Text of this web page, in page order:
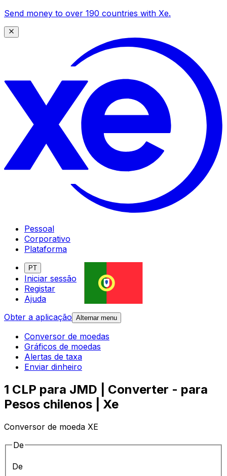
Send money to over 190 countries with Xe.
Pessoal
Corporativo
Plataforma
PT
Iniciar sessão
Registar
Ajuda
Obter a aplicação Alternar menu
Conversor de moedas
Gráficos de moedas
Alertas de taxa
Enviar dinheiro
1 CLP para JMD | Converter - para
Pesos chilenos | Xe
Conversor de moeda XE
De
De